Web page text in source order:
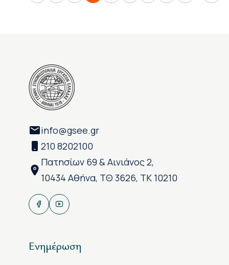
info@gsee.gr
210 8202100
Πατησίων 69 & Αινιάνος 2,
10434 Αθήνα, ΤΘ 3626, ΤΚ 10210
Ενημέρωση